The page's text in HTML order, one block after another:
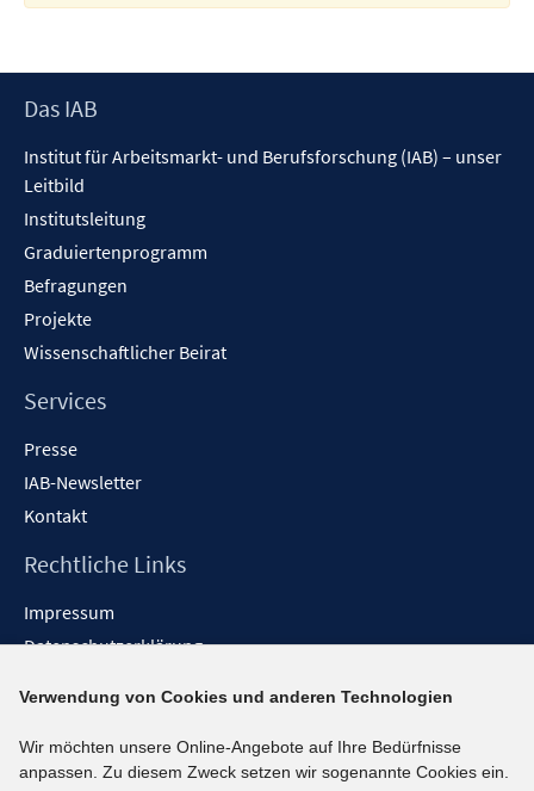
Footer
Das IAB
Institut für Arbeitsmarkt- und Berufsforschung (IAB) – unser
Leitbild
Institutsleitung
Graduiertenprogramm
Befragungen
Projekte
Wissenschaftlicher Beirat
Services
Presse
IAB-Newsletter
Kontakt
Rechtliche Links
Impressum
Datenschutzerklärung
Barrieren melden
Social-Media-Kanäle
Verwendung von Cookies und anderen Technologien
Wir möchten unsere Online-Angebote auf Ihre Bedürfnisse
anpassen. Zu diesem Zweck setzen wir sogenannte Cookies ein.